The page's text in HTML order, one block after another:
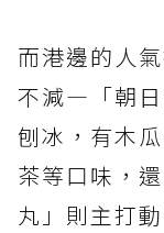
而港邊的人
不減—「朝日
刨冰，有木
茶等口味，
丸」則主打